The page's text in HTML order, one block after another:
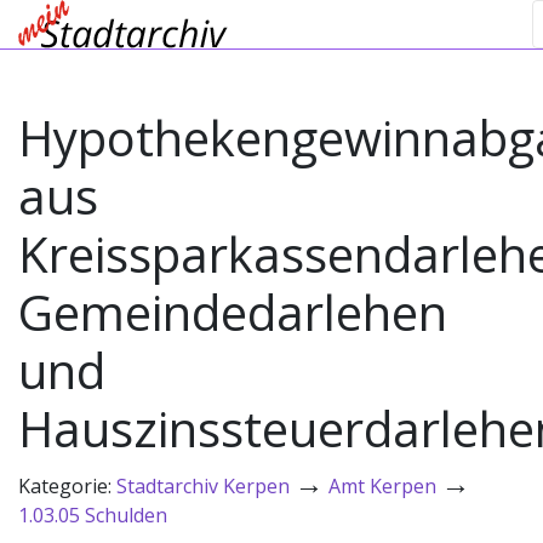
aus
Gemeindedarlehen
und
Kategorie: Stadtarchiv Kerpen → Amt Kerpen →
1.03.05 Schulden